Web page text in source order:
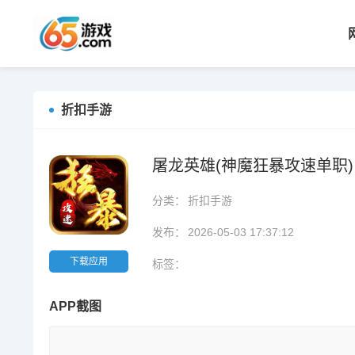
折扣手游
下载应用
屠龙英雄(神魔狂暴攻速单职)
分类： 折扣手游
发布： 2026-05-03 17:37:12
标签：
APP截图